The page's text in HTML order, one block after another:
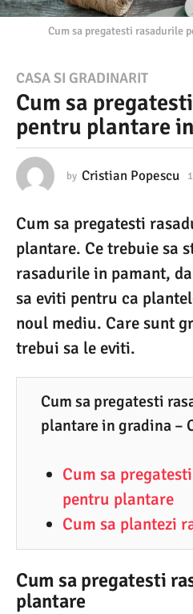
Cum sa pregatesti rasadurile
1
3
.
5
2
0
2
1
1
3
.
1
CASA SI GRADINARIT
Cum sa
pentru plantare
by Cristian Popescu
Cum sa pregatesti
plantare. Ce trebuie sa
rasadurile in pamant,
sa eviti pentru ca
noul mediu. Care sunt
trebui sa le eviti.
Cum sa pregatesti
plantare in gradina –
Cum sa
pentru plantare
Cum sa plantezi
Cum sa pregatesti
plantare